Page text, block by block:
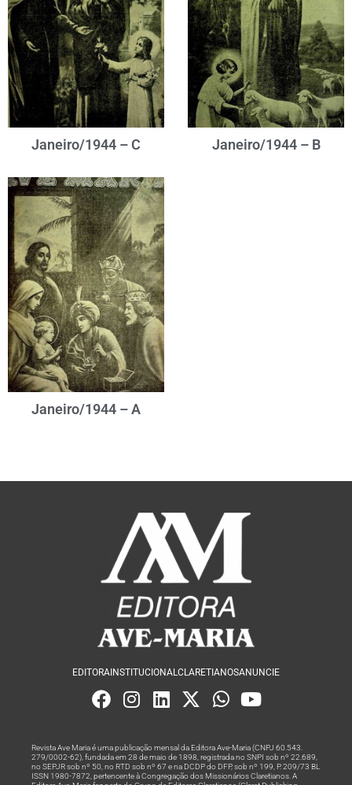
Janeiro/1944 – C Janeiro/1944 – B
Janeiro/1944 – A
EDITORAINSTITUCIONAL CLARETIANOSANUNCIE
Revista Ave Maria é uma publicação mensal da Editora Ave-Maria (CNPJ 60.543.
279/0002-62), fundada em 28 de maio de 1898, registrada no SNPI sob nº 22.689,
no SEPJR sob nº 50, no RTD sob nº 67 e na DCDP do DFP, sob nº 199, P. 209/73 BL
ISSN 1980-7872, pertencente à Congregação dos Missionários Claretianos. A